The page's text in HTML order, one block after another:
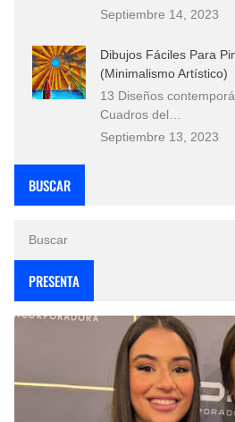
Septiembre 14, 2023
Dibujos Fáciles Para
(Minimalismo Artístico)
13 Diseños
Cuadros del…
Septiembre 13, 2023
BUSCAR
PRESENTA